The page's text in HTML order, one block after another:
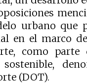
urbano que
en el marco
como
(DOT).